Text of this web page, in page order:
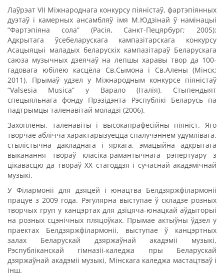
Лаўрэат VII Міжнароднага конкурсу піяністаў, фартэпіянных
дуэтаў і камерных ансамбляў імя М.Юдзінай ў намінацыі
“Фартэпіяна сола” (Расія, Санкт-Пецярбург; 2005);
Адкрытага ўсебеларускага кампазітарскага конкурсу
Асацыяцыі маладых беларускіх кампазітараў Беларускага
саюза музычных дзеячаў на лепшы харавы твор да 100-
гадовага юбілею касцёла Св.Сымона і Св.Алены (Мінск;
2011). Прымаў удзел у Міжнародным конкурсе піяністаў
“Valsesia Musica” у Варало (Італія). Стыпендыят
спецыяльнага фонду Прэзідэнта Рэспублікі Беларусь па
падтрымцы таленавітай моладзі (2006).
Захоплены, таленавіты і высокапрафесійны піяніст. Яго
творчае аблічча характарызуецца спалучэннем удумлівага,
стылістычна дакладнага і яркага, эмацыйна адкрытага
выканання твораў класіка-рамантычнага рэпертуару з
цікавасцю да твораў ХХ стагоддзя і сучаснай акадэмічнай
музыкі.
У Філармоніі для дзяцей і юнацтва Белдзяржфілармоніі
працуе з 2009 года. Рэгулярна выступае ў складзе розных
творчых груп у канцэртах для дзіцяча-юнацкай аўдыторыі
на розных сцэнічных пляцоўках. Прымае актыўны ўдзел у
праектах Белдзяржфілармоніі, выступае ў канцэртных
залах Беларускай дзяржаўнай акадэміі музыкі,
Рэспубліканскай гімназіі-каледжа пры Беларускай
дзяржаўнай акадэміі музыкі, Мінскага каледжа мастацтваў і
інш.